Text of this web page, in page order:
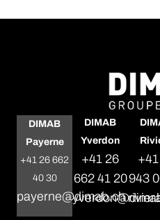
DIMAB
Payerne
+41 26 662
40 30
payerne@dimab.ch
DIMAB
Yverdon
+41 26
662 41 20943